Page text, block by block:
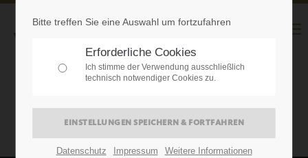
Bitte treffen Sie eine Auswahl um fortzufahren
Erforderliche Cookies
Ich stimme der Verwendung ausschließlich
technisch notwendiger Cookies zu.
Datenschutz Impressum Weitere Informationen